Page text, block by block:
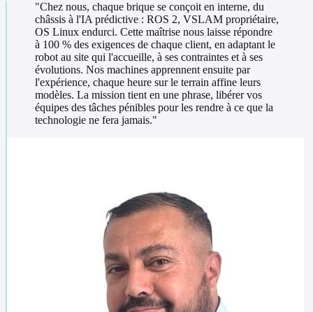
"Chez nous, chaque brique se conçoit en interne, du
châssis à l'IA prédictive : ROS 2, VSLAM propriétaire,
OS Linux endurci. Cette maîtrise nous laisse répondre
à 100 % des exigences de chaque client, en adaptant le
robot au site qui l'accueille, à ses contraintes et à ses
évolutions. Nos machines apprennent ensuite par
l'expérience, chaque heure sur le terrain affine leurs
modèles. La mission tient en une phrase, libérer vos
équipes des tâches pénibles pour les rendre à ce que la
technologie ne fera jamais."